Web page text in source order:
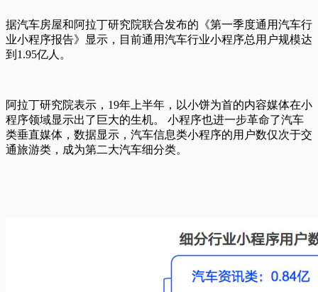
据汽车房屋和阿拉丁研究院联合发布的《第一季度通用汽车行
业小程序报告》显示，目前通用汽车行业小程序总用户规模达
到1.95亿人。
阿拉丁研究院表示，19年上半年，以小饼为首的内容媒体在小
程序领域显示出了巨大的生机。 小程序也进一步革命了汽车
类垂直媒体，数据显示，汽车信息类小程序的用户数仅次于交
通旅游类，成为第二大汽车细分类。